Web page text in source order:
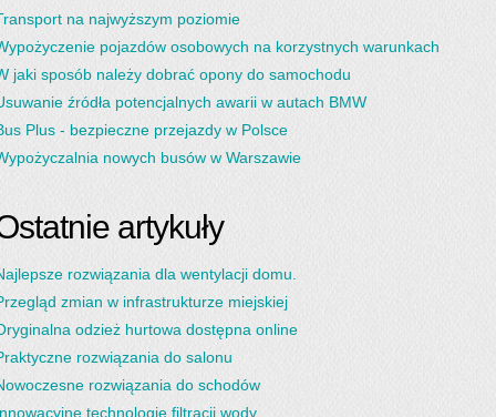
na najwyższym poziomie
pojazdów osobowych na korzystnych warunkach
jaki sposób należy dobrać opony do samochodu
źródła potencjalnych awarii w autach BMW
Plus - bezpieczne przejazdy w Polsce
nowych busów w Warszawie
artykuły
rozwiązania dla wentylacji domu.
zmian w infrastrukturze miejskiej
odzież hurtowa dostępna online
rozwiązania do salonu
rozwiązania do schodów
technologie filtracji wody